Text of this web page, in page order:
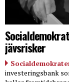
jävsrisker
investeringsbank